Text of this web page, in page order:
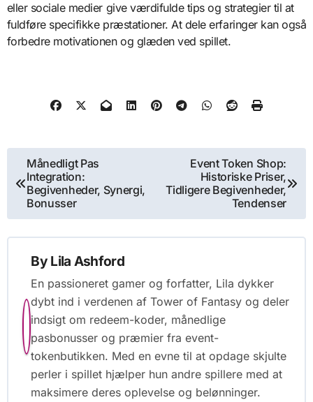
eller sociale medier give værdifulde tips og strategier til at
fuldføre specifikke præstationer. At dele erfaringer kan også
forbedre motivationen og glæden ved spillet.
Post
navigation
Månedligt Pas
Integration:
Begivenheder, Synergi,
Bonusser
Event Token Shop:
Historiske Priser,
Tidligere Begivenheder,
Tendenser
By Lila Ashford
En passioneret gamer og forfatter, Lila dykker
dybt ind i verdenen af Tower of Fantasy og deler
indsigt om redeem-koder, månedlige
pasbonusser og præmier fra event-
tokenbutikken. Med en evne til at opdage skjulte
perler i spillet hjælper hun andre spillere med at
maksimere deres oplevelse og belønninger.